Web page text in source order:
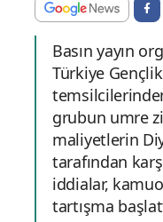
Basın yayın
Türkiye Gençlik
grubun umre
maliyetlerin
tarafından
iddialar,
tartışma